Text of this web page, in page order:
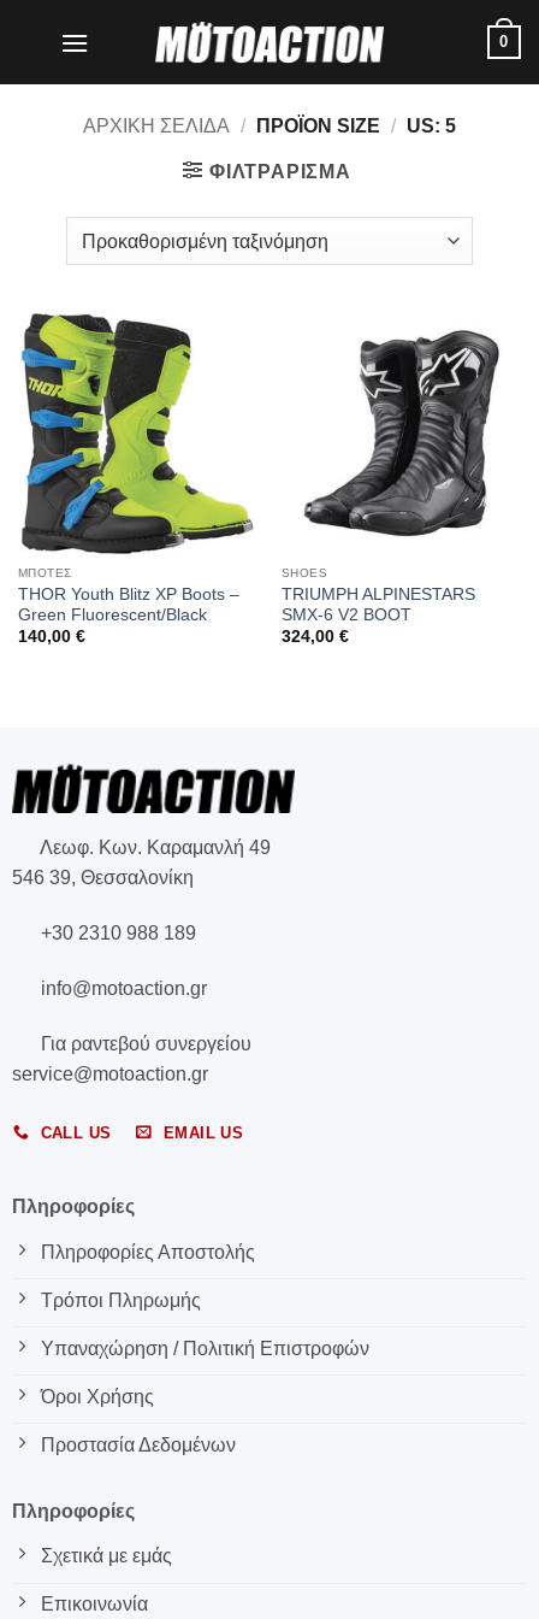
0
ΑΡΧΙΚΗ ΣΕΛΙΔΑ / ΠΡΟΪΟΝ SIZE / US: 5
ΦΙΛΤΡΑΡΙΣΜΑ
ΜΠΟΤΕΣ
THOR Youth Blitz XP Boots –
Green Fluorescent/Black
140,00 €
SHOES
TRIUMPH ALPINESTARS
SMX-6 V2 BOOT
324,00 €
Λεωφ. Κων. Καραμανλή 49
546 39, Θεσσαλονίκη
+30 2310 988 189
info@motoaction.gr
Για ραντεβού συνεργείου
service@motoaction.gr
CALL US EMAIL US
Πληροφορίες
Πληροφορίες Αποστολής
Τρόποι Πληρωμής
Υπαναχώρηση / Πολιτική Επιστροφών
Όροι Χρήσης
Προστασία Δεδομένων
Πληροφορίες
Σχετικά με εμάς
Επικοινωνία